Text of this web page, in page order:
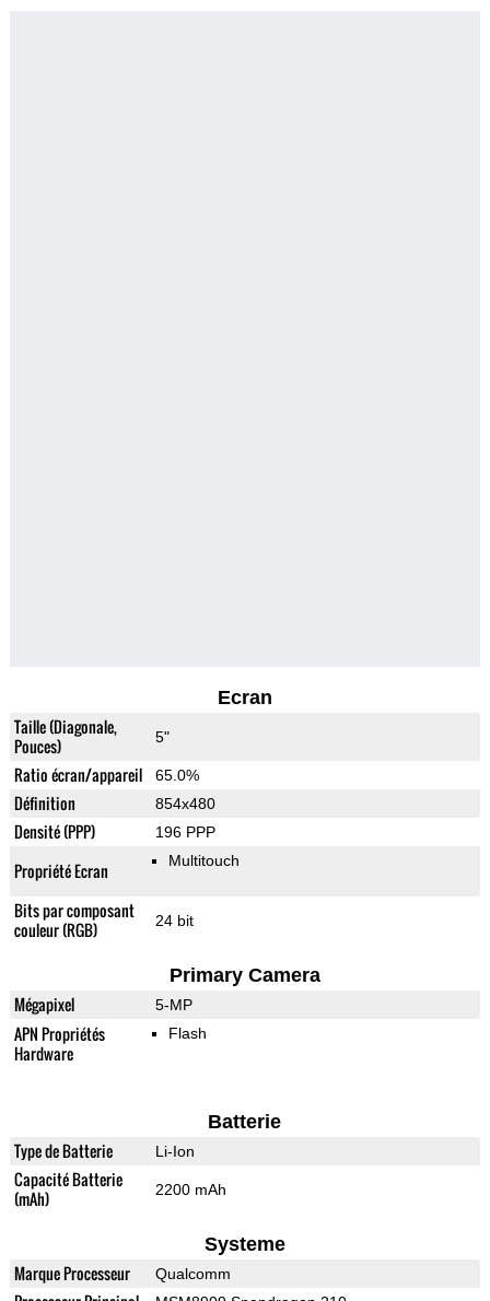
Ecran
Taille (Diagonale,
Pouces)
5"
Ratio écran/appareil 65.0%
Définition 854x480
Densité (PPP) 196 PPP
Propriété Ecran Multitouch
Bits par composant
couleur (RGB)
24 bit
Primary Camera
Mégapixel 5-MP
APN Propriétés
Hardware
Flash
Batterie
Type de Batterie Li-Ion
Capacité Batterie
(mAh)
2200 mAh
Systeme
Marque Processeur Qualcomm